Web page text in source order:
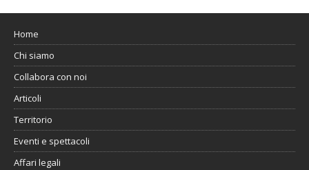
Home
Chi siamo
Collabora con noi
Articoli
Territorio
Eventi e spettacoli
Affari legali